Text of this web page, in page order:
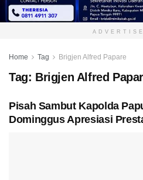
Home Tag Brigjen Alfred Papare
Tag: Brigjen Alfred
Pisah Sambut Kapolda
Dominggus Apresiasi